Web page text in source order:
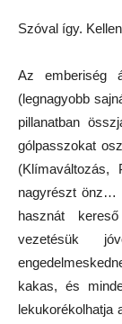
Szóval így.
Az emberiség
(legnagyobb
pillanatban
gólpasszokat
nagyrészt önz…
hasznát
vezetésük
kakas, és
lekukorékolhatja